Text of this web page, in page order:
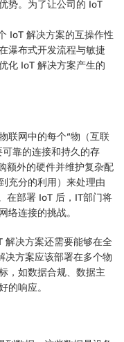
势。为了让公司的 IoT
IoT 解决方案的互操作性
瀑布式开发流程与敏捷
化 IoT 解决方案产生的
联网中的每个“物（互联
靠的连接和持久的存
额外的硬件并维护复杂配
充分的利用）来处理由
在部署 IoT 后，IT部门将
络连接的挑战。
解决方案还需要能够在全
决方案应该部署在多个物
，如数据合规、数据主
的响应。